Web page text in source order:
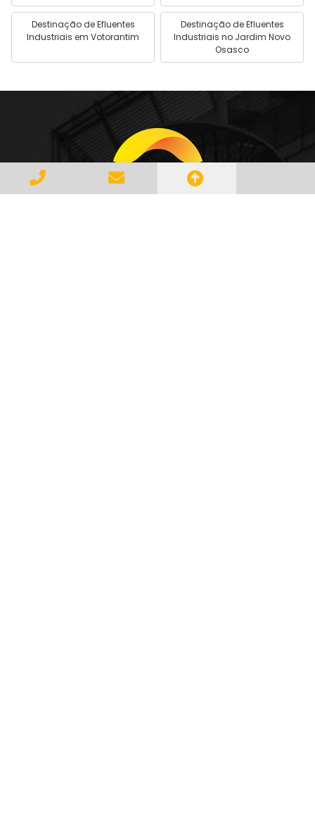
Destinação de Efluentes
Industriais em Votorantim
Destinação de Efluentes
Industriais no Jardim Novo
Osasco